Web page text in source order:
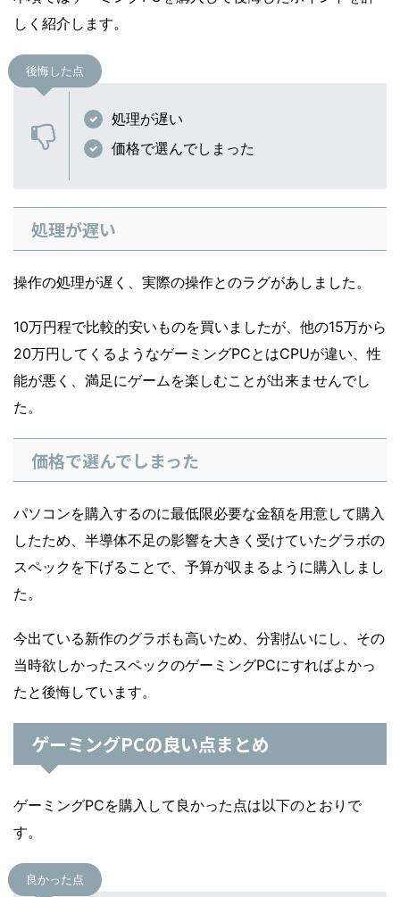
しく紹介します。
後悔した点
処理が遅い
価格で選んでしまった
処理が遅い
操作の処理が遅く、実際の操作とのラグがあしました。
10万円程で比較的安いものを買いましたが、他の15万から
20万円してくるようなゲーミングPCとはCPUが違い、性
能が悪く、満足にゲームを楽しむことが出来ませんでし
た。
価格で選んでしまった
パソコンを購入するのに最低限必要な金額を用意して購入
したため、半導体不足の影響を大きく受けていたグラボの
スペックを下げることで、予算が収まるように購入しまし
た。
今出ている新作のグラボも高いため、分割払いにし、その
当時欲しかったスペックのゲーミングPCにすればよかっ
たと後悔しています。
ゲーミングPCの良い点まとめ
ゲーミングPCを購入して良かった点は以下のとおりで
す。
良かった点